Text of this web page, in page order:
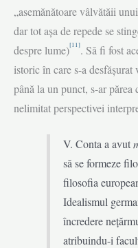
„asemănătoare vâlvătăii
dar tot așa de repede se
despre lume)[11]. Să fi fost
istoric în care s-a
până la un punct, s-ar părea
nelimitat perspectivei
V. Conta a avut
să se formeze
filosofia
Idealismul
încredere
atribuindu-i